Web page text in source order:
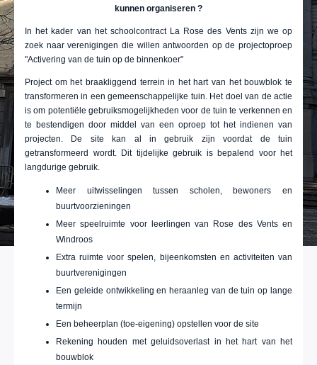
kunnen organiseren ?
In het kader van het schoolcontract La Rose des Vents zijn we op
zoek naar verenigingen die willen antwoorden op de projectoproep
"Activering van de tuin op de binnenkoer"
Project om het braakliggend terrein in het hart van het bouwblok te
transformeren in een gemeenschappelijke tuin. Het doel van de actie
is om potentiële gebruiksmogelijkheden voor de tuin te verkennen en
te bestendigen door middel van een oproep tot het indienen van
projecten. De site kan al in gebruik zijn voordat de tuin
getransformeerd wordt. Dit tijdelijke gebruik is bepalend voor het
langdurige gebruik.
Meer uitwisselingen tussen scholen, bewoners en
buurtvoorzieningen
Meer speelruimte voor leerlingen van Rose des Vents en
Windroos
Extra ruimte voor spelen, bijeenkomsten en activiteiten van
buurtverenigingen
Een geleide ontwikkeling en heraanleg van de tuin op lange
termijn
Een beheerplan (toe-eigening) opstellen voor de site
Rekening houden met geluidsoverlast in het hart van het
bouwblok